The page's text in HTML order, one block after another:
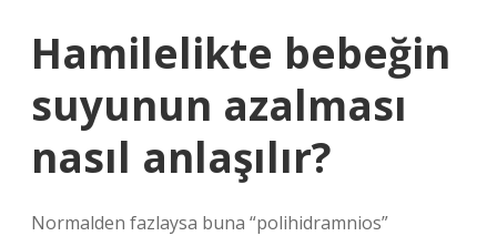
Hamilelikte bebeğin
suyunun azalması
nasıl anlaşılır?
Normalden fazlaysa buna “polihidramnios”